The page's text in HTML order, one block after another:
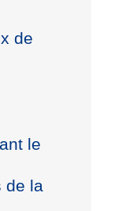
de
le
de la